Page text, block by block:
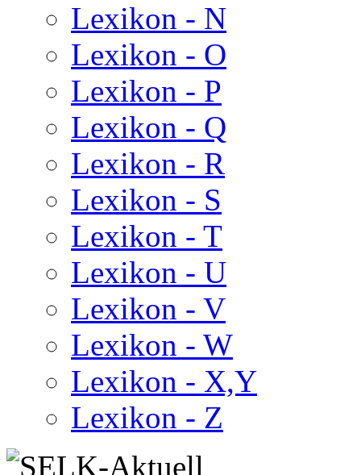
Lexikon - N
Lexikon - O
Lexikon - P
Lexikon - Q
Lexikon - R
Lexikon - S
Lexikon - T
Lexikon - U
Lexikon - V
Lexikon - W
Lexikon - X,Y
Lexikon - Z